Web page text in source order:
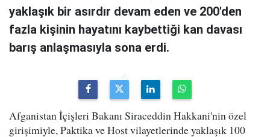
yaklaşık bir asırdır devam eden ve 200'den
fazla kişinin hayatını kaybettiği kan davası
barış anlaşmasıyla sona erdi.
Afganistan İçişleri Bakanı Siraceddin Hakkani'nin özel
girişimiyle, Paktika ve Host vilayetlerinde yaklaşık 100